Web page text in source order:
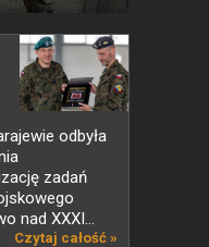
odbyła
zadań
nad XXXI...
Czytaj całość »